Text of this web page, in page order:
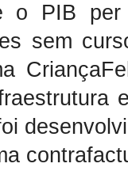
o PIB
sem